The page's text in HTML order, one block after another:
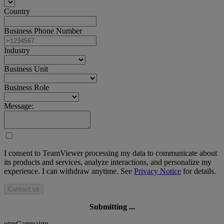
Country
Business Phone Number
Industry
Business Unit
Business Role
Message:
I consent to TeamViewer processing my data to communicate about
its products and services, analyze interactions, and personalize my
experience. I can withdraw anytime. See Privacy Notice for details.
Contact us
Submitting ...